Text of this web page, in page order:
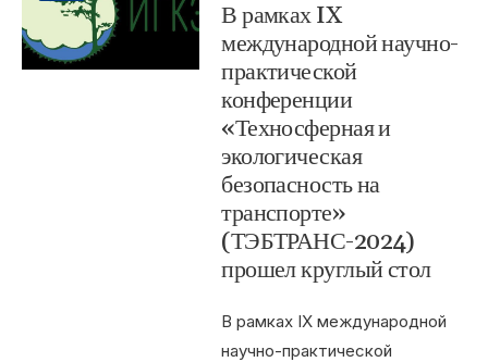
В рамках IX
международной научно-
практической
конференции
«Техносферная и
экологическая
безопасность на
транспорте»
(ТЭБТРАНС-2024)
прошел круглый стол
В рамках IX международной
научно-практической